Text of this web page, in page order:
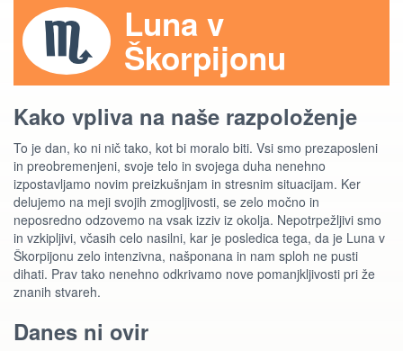
Luna v
Škorpijonu
Kako vpliva na naše razpoloženje
To je dan, ko ni nič tako, kot bi moralo biti. Vsi smo prezaposleni
in preobremenjeni, svoje telo in svojega duha nenehno
izpostavljamo novim preizkušnjam in stresnim situacijam. Ker
delujemo na meji svojih zmogljivosti, se zelo močno in
neposredno odzovemo na vsak izziv iz okolja. Nepotrpežljivi smo
in vzkipljivi, včasih celo nasilni, kar je posledica tega, da je Luna v
Škorpijonu zelo intenzivna, našponana in nam sploh ne pusti
dihati. Prav tako nenehno odkrivamo nove pomanjkljivosti pri že
znanih stvareh.
Danes ni ovir